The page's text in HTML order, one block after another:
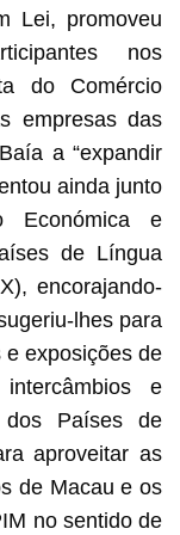
Lei, promoveu
nos
do Comércio
empresas das
a “expandir
ainda junto
Económica e
de Língua
encorajando-
lhes para
e exposições de
e
dos Países de
aproveitar as
de Macau e os
no sentido de